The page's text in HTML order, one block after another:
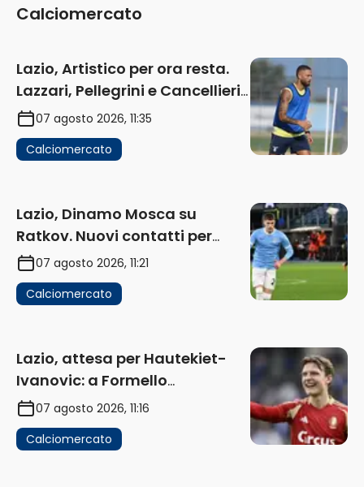
Calciomercato
Lazio, Artistico per ora resta.
Lazzari, Pellegrini e Cancellieri
in uscita
07 agosto 2026, 11:35
Calciomercato
Lazio, Dinamo Mosca su
Ratkov. Nuovi contatti per
Pinamonti
07 agosto 2026, 11:21
Calciomercato
Lazio, attesa per Hautekiet-
Ivanovic: a Formello
attendono risposte
07 agosto 2026, 11:16
Calciomercato